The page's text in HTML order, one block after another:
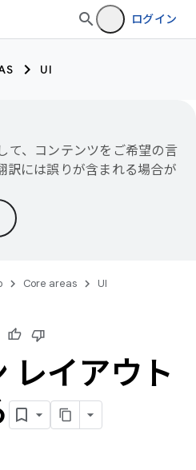
ログイン
UI
て、コンテンツをご希望の言
訳には誤りが含まれる場合が
Core areas
UI
レイアウト